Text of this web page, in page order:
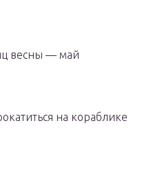
весны — май
на кораблике